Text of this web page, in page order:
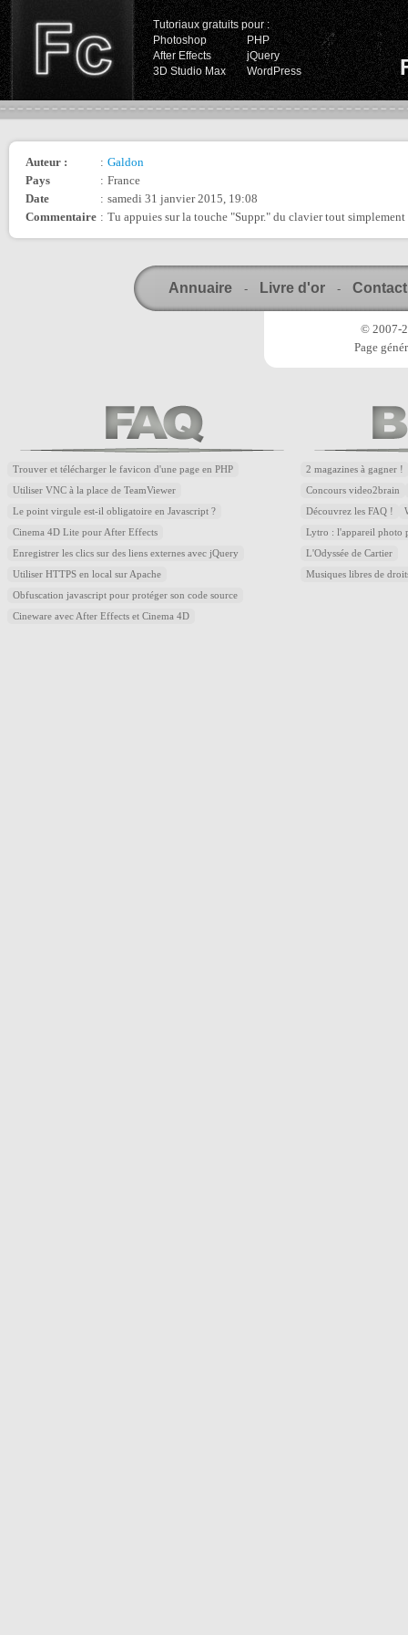
Tutoriaux gratuits pour :
Photoshop
PHP
After Effects
jQuery
3D Studio Max
WordPress
Auteur : : Galdon
Pays
: France
Date
: samedi 31 janvier 2015, 19:08
Commentaire : Tu appuies sur la touche "Suppr." du clavier tout simplement
Annuaire - Livre d'or - Contact
© 2007-
Page
Trouver et télécharger le favicon d'une page en PHP
Utiliser VNC à la place de TeamViewer
Le point virgule est-il obligatoire en Javascript ?
Cinema 4D Lite pour After Effects
Enregistrer les clics sur des liens externes avec jQuery
Utiliser HTTPS en local sur Apache
Obfuscation javascript pour protéger son code source
Cineware avec After Effects et Cinema 4D
2 magazines à gagner !
Concours video2brain
Découvrez les FAQ !
Lytro : l'appareil photo
L'Odyssée de Cartier
Musiques libres de